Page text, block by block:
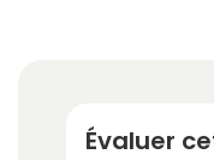
Évaluer